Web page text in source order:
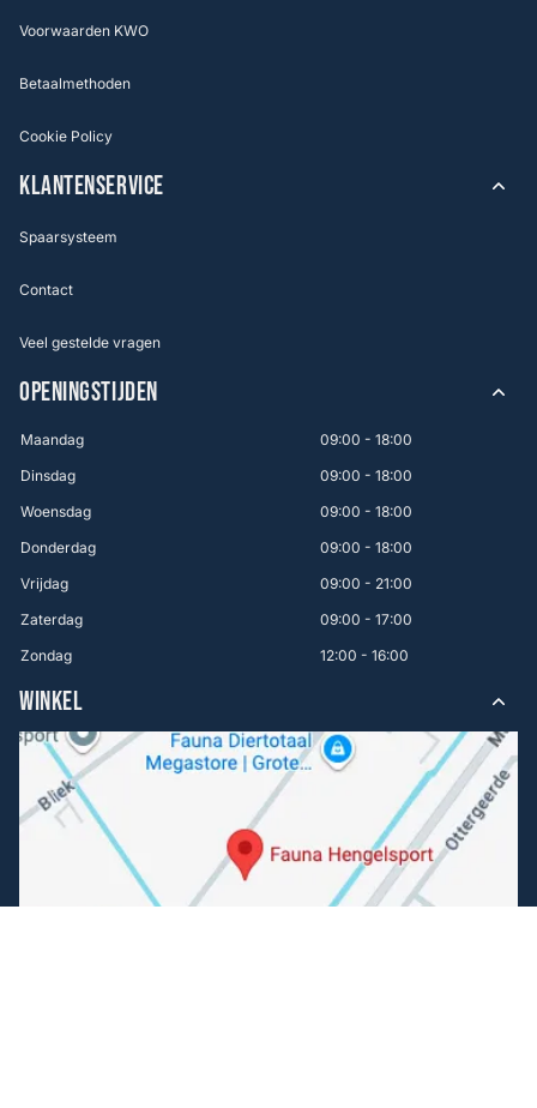
Voorwaarden KWO
Betaalmethoden
Cookie Policy
KLANTENSERVICE
Spaarsysteem
Contact
Veel gestelde vragen
OPENINGSTIJDEN
Maandag
09:00 - 18:00
Dinsdag
09:00 - 18:00
Woensdag
09:00 - 18:00
Donderdag
09:00 - 18:00
Vrijdag
09:00 - 21:00
Zaterdag
09:00 - 17:00
Zondag
12:00 - 16:00
WINKEL